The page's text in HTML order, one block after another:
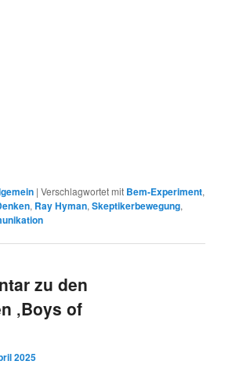
|Verschlagwortet mit Bem-Experiment,
, Ray Hyman,Skeptikerbewegung,
zu den
‚Boys of
2025